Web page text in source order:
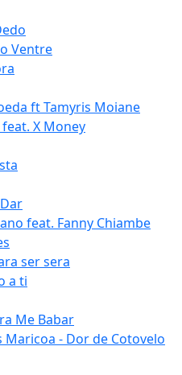
Ventre
ft Tamyris Moiane
X Money
feat. Fanny Chiambe
ser sera
a ti
Me Babar
Maricoa - Dor de Cotovelo